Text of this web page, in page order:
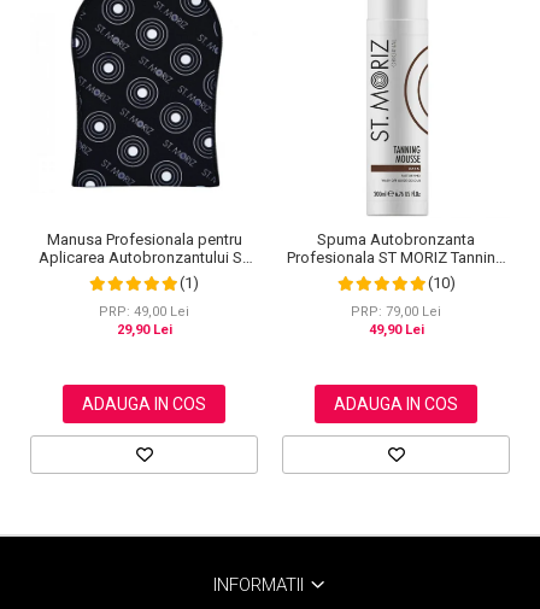
Manusa Profesionala pentru
Aplicarea Autobronzantului ST
MORIZ Velvet Tanning Mitt
(1)
PRP: 49,00 Lei
29,90 Lei
ADAUGA IN COS
Spuma Autobronzanta
Profesionala ST MORIZ Tanning
Mousse, Efect instant, Dark, 200
ml
(10)
PRP: 79,00 Lei
49,90 Lei
ADAUGA IN COS
INFORMATII